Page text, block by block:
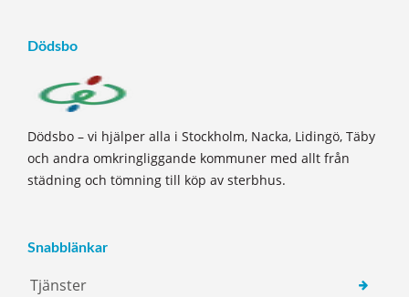
Dödsbo
Dödsbo – vi hjälper alla i Stockholm, Nacka, Lidingö, Täby
och andra omkringliggande kommuner med allt från
städning och tömning till köp av sterbhus.
Snabblänkar
Tjänster